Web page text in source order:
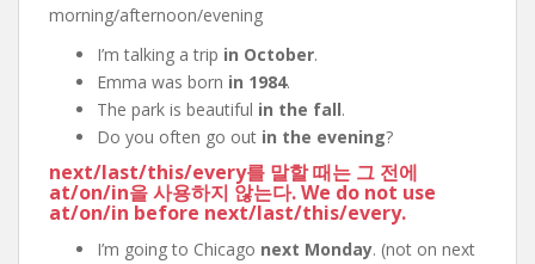
morning/afternoon/evening
I’m talking a trip in October.
Emma was born in 1984.
The park is beautiful in the fall.
Do you often go out in the evening?
next/last/this/every를 말할 때는 그 전에
at/on/in을 사용하지 않는다. We do not use
at/on/in before next/last/this/every.
I’m going to Chicago next Monday. (not on next